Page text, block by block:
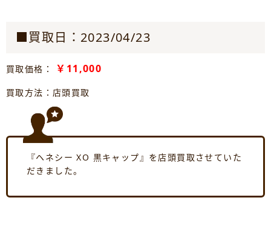
■買取日：2023/04/23
買取価格： ￥11,000
買取方法：店頭買取
『ヘネシー XO 黒キャップ』を店頭買取させていた
だきました。